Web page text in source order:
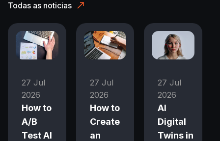
Todas as noticias
27 Jul
2026
How to
A/B
Test AI
27 Jul
2026
How to
Create
an
27 Jul
2026
AI
Digital
Twins in